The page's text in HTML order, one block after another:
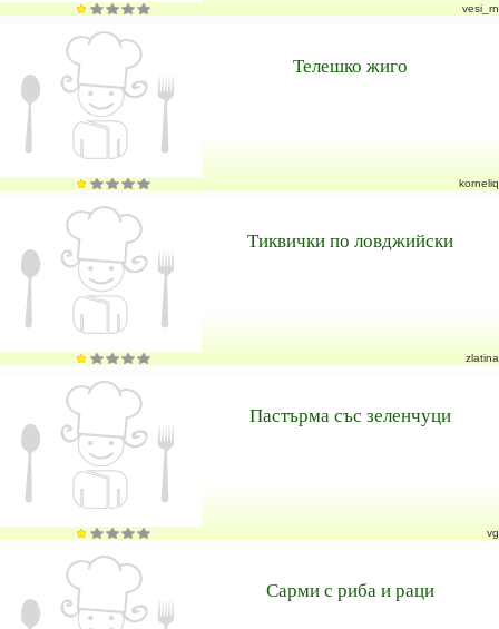
vesi_rn
Телешко жиго
korneliq
Тиквички по ловджийски
zlatina
Пастърма със зеленчуци
vg
Сарми с риба и раци